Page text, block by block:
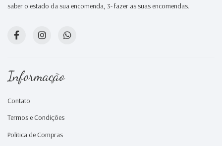
saber o estado da sua encomenda, 3- fazer as suas encomendas.
Informação
Contato
Termos e Condições
Politica de Compras